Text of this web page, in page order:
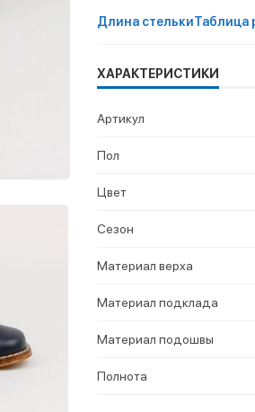
Длина стелькиТаблица
ХАРАКТЕРИСТИКИ
Артикул
Пол
Цвет
Сезон
Материал верха
Материал подклада
Материал подошвы
Полнота